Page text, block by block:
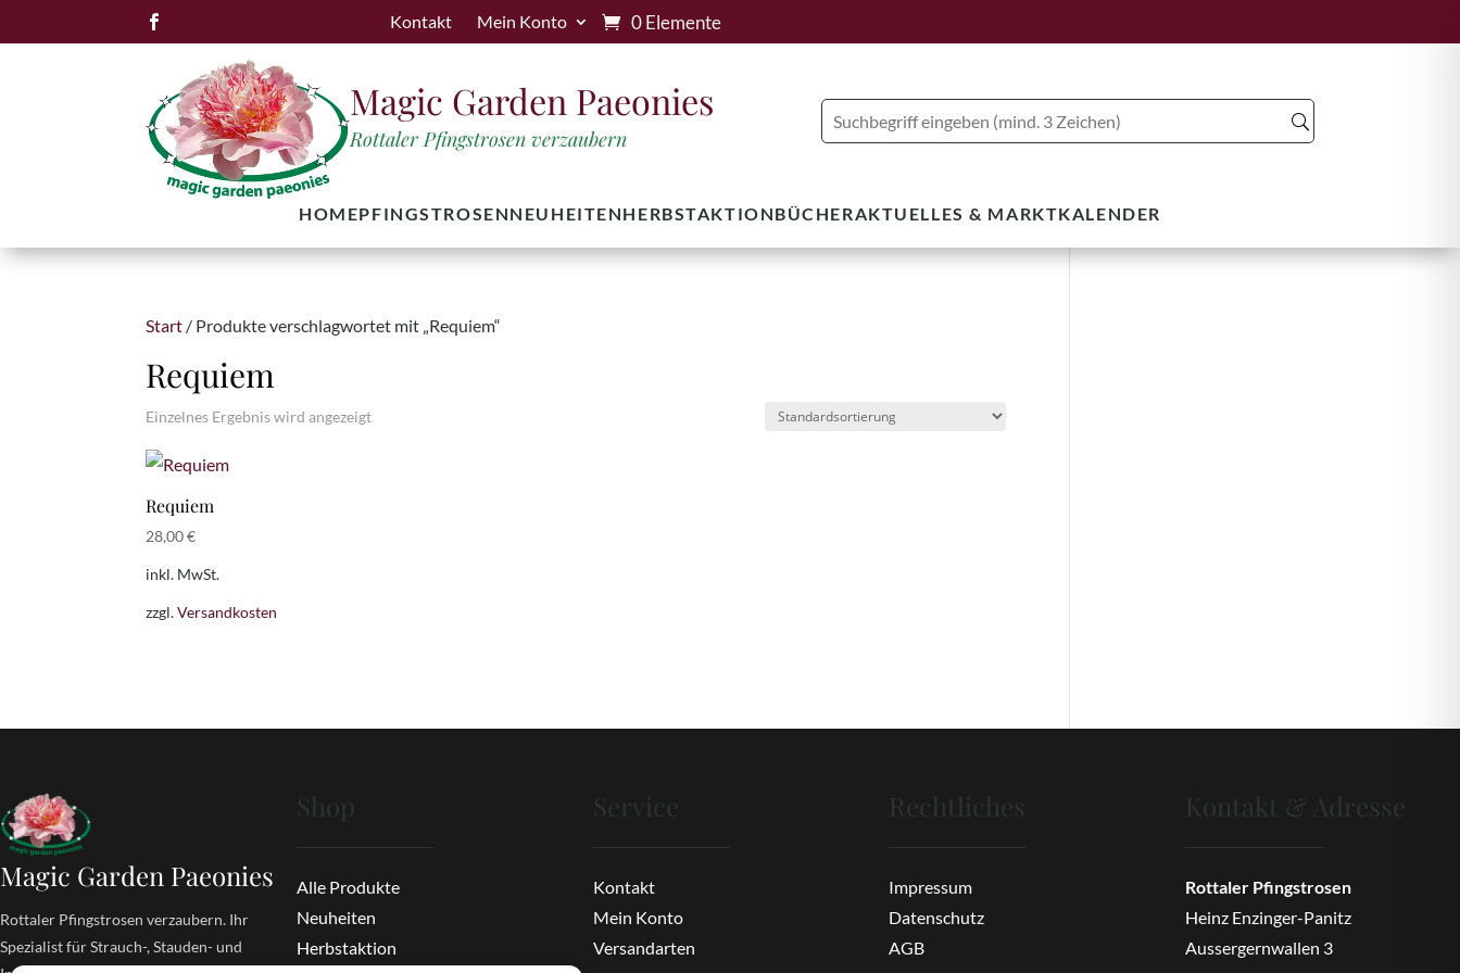
 Kontakt Mein Konto 0 Elemente
Magic Garden Paeonies
Rottaler Pfingstrosen verzaubern
HOMEPFINGSTROSENNEUHEITENHERBSTAKTIONBÜCHERAKTUELLES & MARKTKALENDER
Start / Produkte verschlagwortet mit „Requiem“
Requiem
Einzelnes Ergebnis wird angezeigt
Requiem
28,00€
inkl. MwSt.
zzgl.Versandkosten
Magic Garden Paeonies
Rottaler Pfingstrosen verzaubern. Ihr
Spezialist für Strauch-, Stauden- und
Shop
Alle Produkte
Neuheiten
Herbstaktion
Service
Kontakt
Mein Konto
Versandarten
Rechtliches
Impressum
Datenschutz
AGB
Kontakt & Adresse
Rottaler Pfingstrosen
Heinz Enzinger-Panitz
Aussergernwallen 3